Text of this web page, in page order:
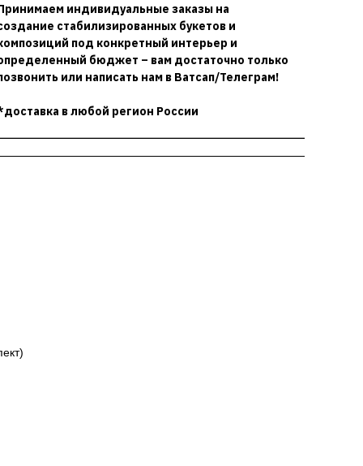
индивидуальные заказы на
стабилизированных букетов и
под конкретный интерьер и
бюджет – вам достаточно только
или написать нам в Ватсап/Телеграм!
в любой регион России